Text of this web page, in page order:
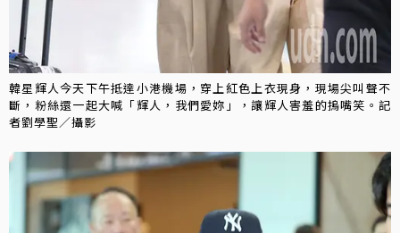
韓星輝人今天下午抵達小港機場，穿上紅色上衣現身，現場尖叫聲不
斷，粉絲還一起大喊「輝人，我們愛妳」，讓輝人害羞的摀嘴笑。記
者劉學聖／攝影